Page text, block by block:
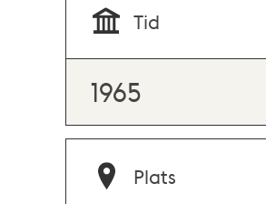
Tid
1965
Plats